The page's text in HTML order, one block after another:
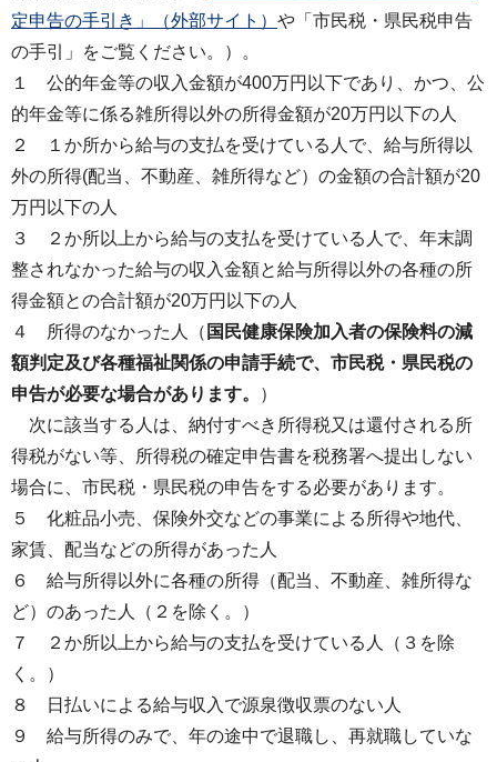
定申告の手引き」（外部サイト） や「市民税・県民税申告
の手引」をご覧ください。）。
１ 公的年金等の収入金額が400万円以下であり、かつ、公
的年金等に係る雑所得以外の所得金額が20万円以下の人
２ １か所から給与の支払を受けている人で、給与所得以
外の所得(配当、不動産、雑所得など）の金額の合計額が20
万円以下の人
３ ２か所以上から給与の支払を受けている人で、年末調
整されなかった給与の収入金額と給与所得以外の各種の所
得金額との合計額が20万円以下の人
４ 所得のなかった人（ 国民健康保険加入者の保険料の減
額判定及び各種福祉関係の申請手続で、市民税・県民税の
申告が必要な場合があります。
）
次に該当する人は、納付すべき所得税又は還付される所
得税がない等、所得税の確定申告書を税務署へ提出しない
場合に、市民税・県民税の申告をする必要があります。
５ 化粧品小売、保険外交などの事業による所得や地代、
家賃、配当などの所得があった人
６ 給与所得以外に各種の所得（配当、不動産、雑所得な
ど）のあった人（２を除く。）
７ ２か所以上から給与の支払を受けている人（３を除
く。）
８ 日払いによる給与収入で源泉徴収票のない人
９ 給与所得のみで、年の途中で退職し、再就職していな